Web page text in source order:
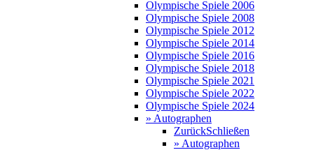
Olympische Spiele 2006
Olympische Spiele 2008
Olympische Spiele 2012
Olympische Spiele 2014
Olympische Spiele 2016
Olympische Spiele 2018
Olympische Spiele 2021
Olympische Spiele 2022
Olympische Spiele 2024
» Autographen
ZurückSchließen
» Autographen